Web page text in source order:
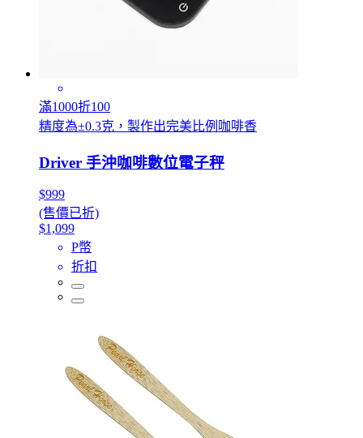
滿1000折100
精度為±0.3克，製作出完美比例咖啡香
Driver 手沖咖啡數位電子秤
$999
(售價已折)
$1,099
P幣
折扣